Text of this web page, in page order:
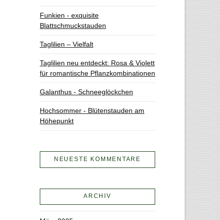
Funkien - exquisite
Blattschmuckstauden
Taglilien – Vielfalt
Taglilien neu entdeckt: Rosa & Violett
für romantische Pflanzkombinationen
Galanthus - Schneeglöckchen
Hochsommer - Blütenstauden am
Höhepunkt
NEUESTE KOMMENTARE
ARCHIV